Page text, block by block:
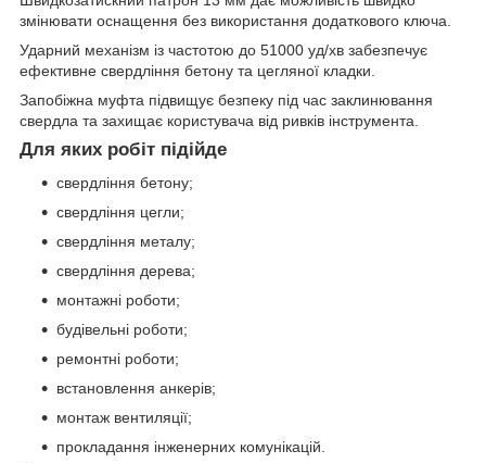
змінювати оснащення без використання додаткового ключа.
Ударний механізм із частотою до 51000 уд/хв забезпечує
ефективне свердління бетону та цегляної кладки.
Запобіжна муфта підвищує безпеку під час заклинювання
свердла та захищає користувача від ривків інструмента.
Для яких робіт підійде
свердління бетону;
свердління цегли;
свердління металу;
свердління дерева;
монтажні роботи;
будівельні роботи;
ремонтні роботи;
встановлення анкерів;
монтаж вентиляції;
прокладання інженерних комунікацій.